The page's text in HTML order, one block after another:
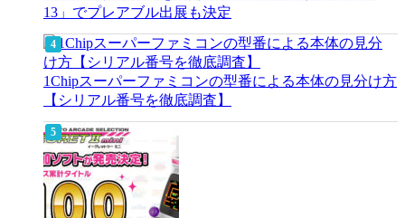
13」でプレアブル出展も決定
1Chipスーパーファミコンの型番による本体の見分け方
【シリアル番号を徹底調査】